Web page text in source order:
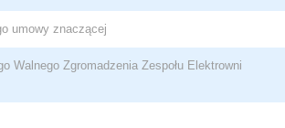
umowy znaczącej
Walnego Zgromadzenia Zespołu Elektrowni